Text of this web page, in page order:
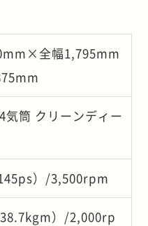
全幅1,795mm
気筒 クリーンディー
）/3,500rpm
）/2,000rp